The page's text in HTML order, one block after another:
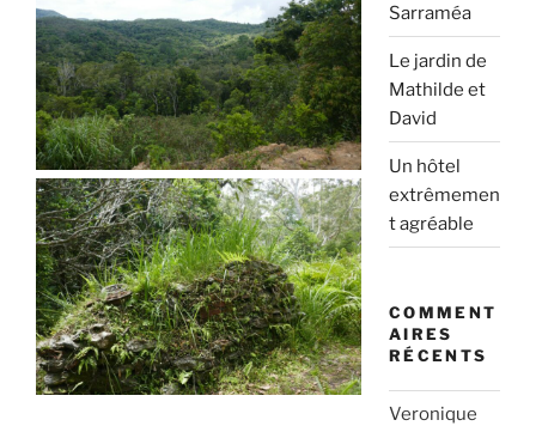
Sarraméa
Le jardin de
Mathilde et
David
Un hôtel
extrêmemen
t agréable
COMMENT
AIRES
RÉCENTS
Veronique